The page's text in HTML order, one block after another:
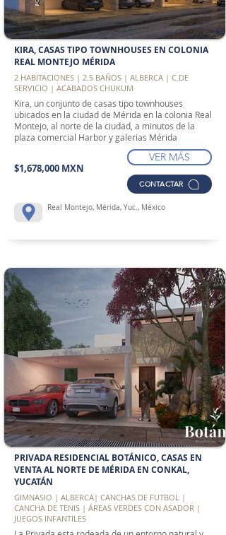
KIRA, CASAS TIPO TOWNHOUSES EN COLONIA
REAL MONTEJO MÉRIDA
2 HABITACIONES | 2.5 BAÑOS | ALBERCA | C.DE
SERVICIO | ACABADOS CHUKUM
Kira, un conjunto de casas tipo townhouses
ubicados en la ciudad de Mérida en la colonia Real
Montejo, al norte de la ciudad, a minutos de la
plaza comercial Harbor y galerias Mérida
$1,678,000 MXN
VER MÁS
CONTACTAR
Real Montejo, Mérida, Yuc., México
PRIVADA RESIDENCIAL BOTÁNICO, CASAS EN
VENTA AL NORTE DE MÉRIDA EN CONKAL,
YUCATÁN
GIMNASIO | ALBERCA| CANCHAS DE FUTBOL |
CANCHA DE TENIS | ÁREAS VERDES CON ASADOR |
JUEGOS INFANTILES